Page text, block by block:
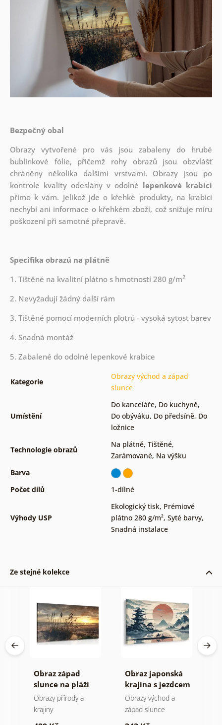
Bezpečný obal
Obrazy vytvořené pro vás jsou zabaleny do hrubé
bublinkové fólie, přičemž rohy obrazů jsou obzvlášť
chráněny několika dalšími vrstvami. Obrazy jsou po
kontrole kvality odeslány v odolné lepenkové krabici
přímo k vám. Jelikož jde o křehké produkty, na krabici
nechybí ani informace o křehkém zboží, což snižuje míru
poškození při samotné přepravě.
Specifika obrazů na plátně
1. Tištěné na kvalitní plátno s hmotností 280 g/m2
2. Nevyžadují žádný další rám
3. Tištěné pomocí moderních plotrů - vysoká sytost barev
4. Snadná montáž
5. Zabalené do odolné lepenkové krabice
Kategorie
Obrazy východ a západ
slunce
Umístění
Do kanceláře, Do kuchyně,
Do obýváku, Do předsíně, Do
ložnice
Technologie obrazů
Na plátně, Tištěné,
Zarámované, Na výšku
Barva
Počet dílů
1-dílné
Výhody USP
Ekologický tisk, Prémiové
plátno 280 g/m², Syté barvy,
Snadná instalace
Ze stejné kolekce
Obraz západ
slunce na pláži
Obrazy přírody a
krajiny
Obraz japonská
krajina s jezdcem
Obrazy východ a
západ slunce